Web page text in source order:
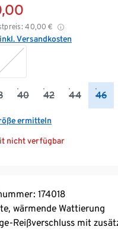
40,00 €
inkl. Versandkosten
40 42 44 46
ermitteln
nicht verfügbar
174018
wärmende Wattierung
Reißverschluss mit